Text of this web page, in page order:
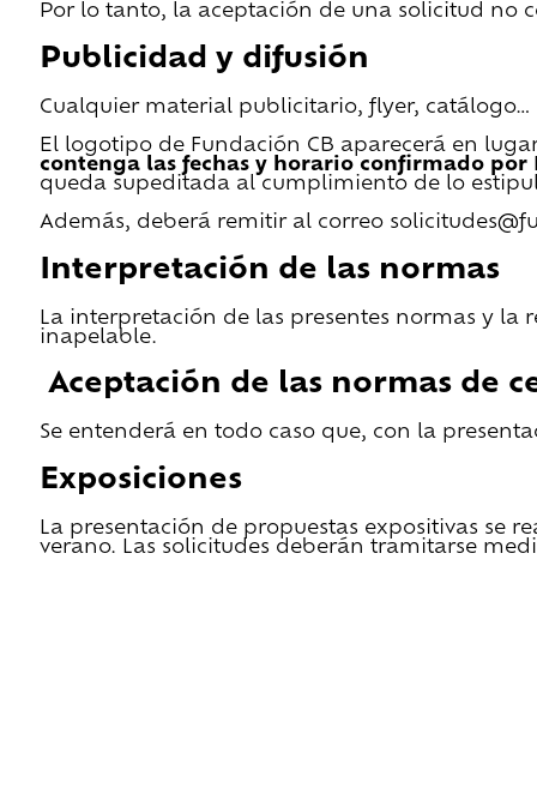
Por lo tanto, la aceptación de una solicitud
Publicidad y difusión
Cualquier material publicitario, flyer, catálogo…
El logotipo de Fundación CB aparecerá en
contenga las fechas y horario confirmado por
queda supeditada al cumplimiento de lo
Además, deberá remitir al correo
Interpretación de las normas
La interpretación de las presentes normas y la
inapelable.
Aceptación de las normas de
Se entenderá en todo caso que, con la
Exposiciones
La presentación de propuestas expositivas se
verano. Las solicitudes deberán tramitarse